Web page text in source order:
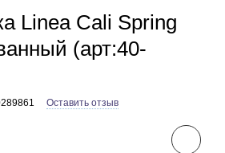
Linea Cali Spring
(арт:40-
Оставить отзыв